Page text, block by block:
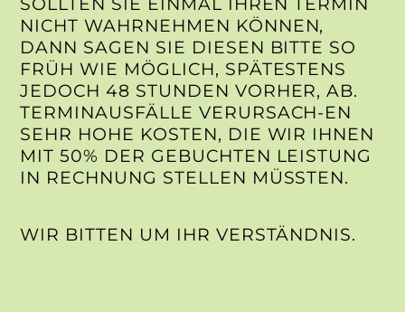
NICHT WAHRNEHMEN KÖNNEN,
DANN SAGEN SIE DIESEN BITTE SO
FRÜH WIE MÖGLICH, SPÄTESTENS
JEDOCH 48 STUNDEN VORHER, AB.
TERMINAUSFÄLLE VERURSACH-EN
SEHR HOHE KOSTEN, DIE WIR IHNEN
MIT 50% DER GEBUCHTEN LEISTUNG
IN RECHNUNG STELLEN MÜSSTEN.
WIR BITTEN UM IHR VERSTÄNDNIS.